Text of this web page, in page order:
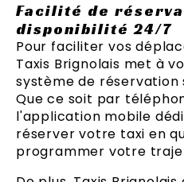
Facilité de
disponibilité 24/7
Pour faciliter vos
Taxis Brignolais met à
système de
Que ce soit par
l'application mobile
réserver votre taxi en
programmer votre